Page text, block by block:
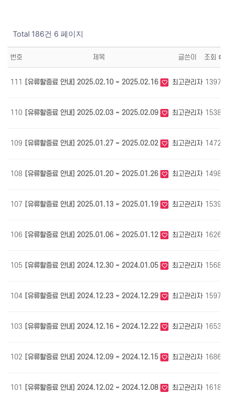
Total 186건 6 페이지
번호 제목 글쓴이 조회
111 [유류할증료 안내] 2025.02.10 ~ 2025.02.16 최고관리자 1397
110 [유류할증료 안내] 2025.02.03 ~ 2025.02.09 최고관리자 1538
109 [유류할증료 안내] 2025.01.27 ~ 2025.02.02 최고관리자 1472
108 [유류할증료 안내] 2025.01.20 ~ 2025.01.26 최고관리자 1498
107 [유류할증료 안내] 2025.01.13 ~ 2025.01.19 최고관리자 1539
106 [유류할증료 안내] 2025.01.06 ~ 2025.01.12 최고관리자 1626
105 [유류할증료 안내] 2024.12.30 ~ 2024.01.05 최고관리자 1568
104 [유류할증료 안내] 2024.12.23 ~ 2024.12.29 최고관리자 1597
103 [유류할증료 안내] 2024.12.16 ~ 2024.12.22 최고관리자 1653
102 [유류할증료 안내] 2024.12.09 ~ 2024.12.15 최고관리자 1686
101 [유류할증료 안내] 2024.12.02 ~ 2024.12.08 최고관리자 1618